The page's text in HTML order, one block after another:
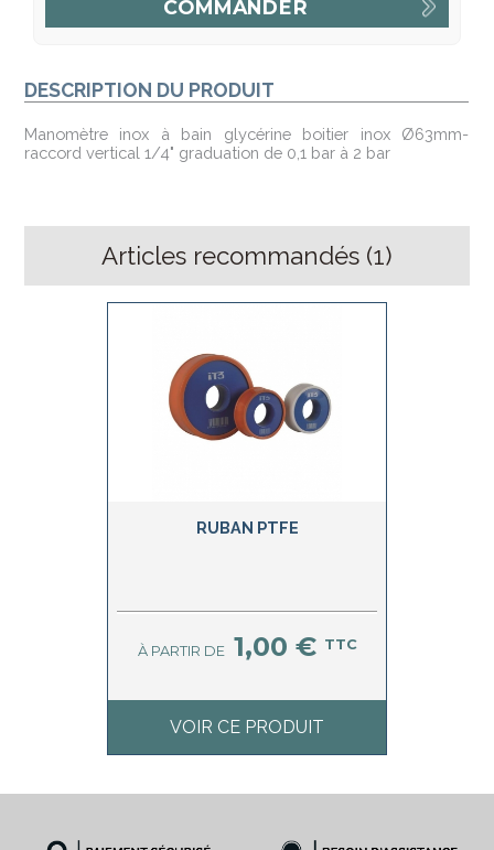
DESCRIPTION DU PRODUIT
Manomètre inox à bain glycérine boitier inox Ø63mm-
raccord vertical 1/4" graduation de 0,1 bar à 2 bar
Articles recommandés (1)
RUBAN PTFE
À PARTIR DE 1,00 € TTC
VOIR CE PRODUIT